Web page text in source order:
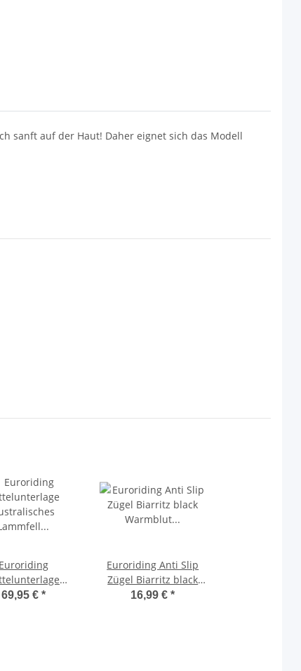
sanft auf der Haut! Daher eignet sich das Modell
Euroriding
69,95 € *
Euroriding Anti Slip
Zügel Biarritz black
Warmblut Euro Club
16,99 €*